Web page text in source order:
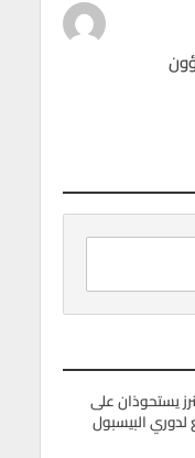
يستحوذان على
لدوري البيسبول